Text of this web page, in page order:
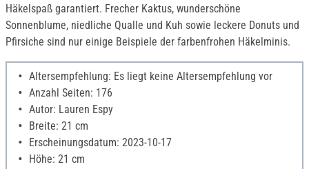
Häkelspaß garantiert. Frecher Kaktus, wunderschöne
Sonnenblume, niedliche Qualle und Kuh sowie leckere Donuts und
Pfirsiche sind nur einige Beispiele der farbenfrohen Häkelminis.
Altersempfehlung: Es liegt keine Altersempfehlung vor
Anzahl Seiten: 176
Autor: Lauren Espy
Breite: 21 cm
Erscheinungsdatum: 2023-10-17
Höhe: 21 cm